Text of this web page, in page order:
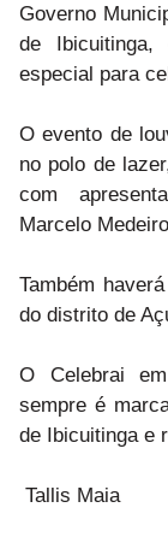
Governo
de Ibicuitinga,
especial para
O evento de
no polo de
com
Marcelo
Também
do distrito de
O Celebrai
sempre é
de Ibicuitinga e
Tallis Maia